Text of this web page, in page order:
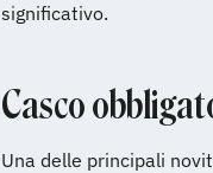
significativo.
Casco
Una delle principali